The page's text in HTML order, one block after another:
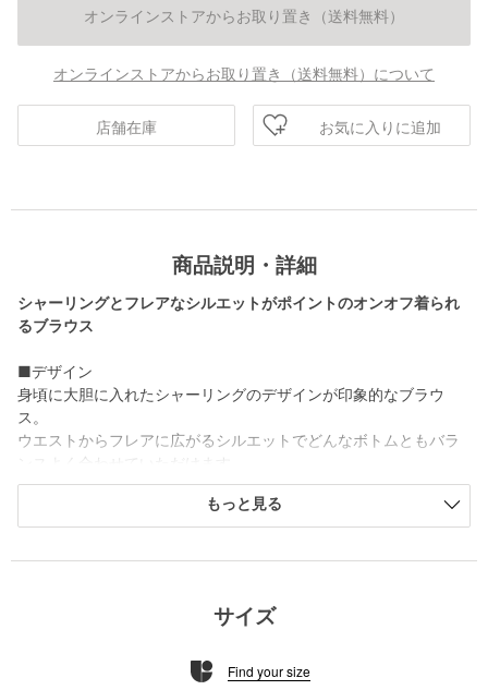
オンラインストアからお取り置き（送料無料）
オンラインストアからお取り置き（送料無料）について
店舗在庫 お気に入りに追加
商品説明・詳細
シャーリングとフレアなシルエットがポイントのオンオフ着られ
るブラウス
■デザイン
身頃に大胆に入れたシャーリングのデザインが印象的なブラウ
ス。
ウエストからフレアに広がるシルエットでどんなボトムともバラ
肩が隠れる程よい袖丈もうれしいポイントです。
のラフな着こなしもおすすめです。
もっと見る
サイズ
Find your size